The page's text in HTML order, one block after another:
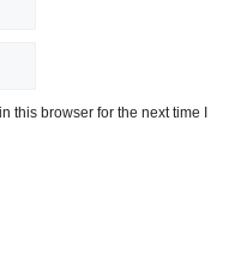
this browser for the next time I